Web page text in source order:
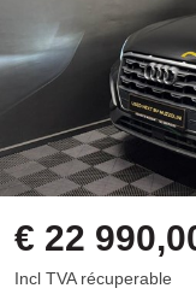
€ 22
Incl TVA récuperable